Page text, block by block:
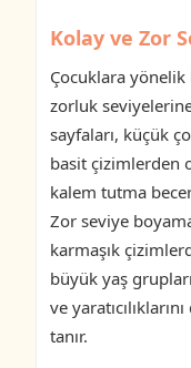
Kolay ve Zor
Çocuklara yönelik
zorluk
sayfaları, küçük
basit çizimlerden
kalem tutma
Zor seviye
karmaşık
büyük yaş
ve
tanır.